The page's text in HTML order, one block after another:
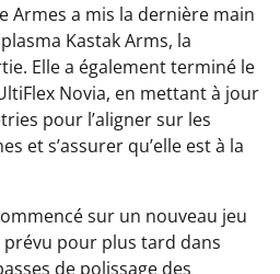
Armes a mis la dernière main
Kastak Arms, la
Elle a également terminé le
Novia, en mettant à jour
pour l’aligner sur les
et s’assurer qu’elle est à la
sur un nouveau jeu
prévu pour plus tard dans
de polissage des